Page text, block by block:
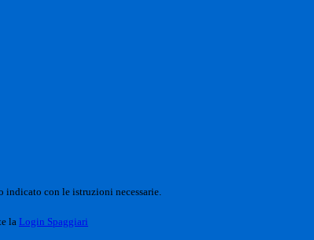
con le istruzioni necessarie.
la Login Spaggiari